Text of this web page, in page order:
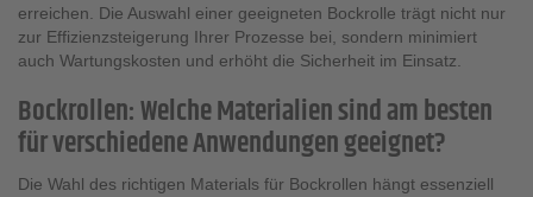
erreichen. Die Auswahl einer geeigneten Bockrolle trägt nicht nur
zur Effizienzsteigerung Ihrer Prozesse bei, sondern minimiert
auch Wartungskosten und erhöht die Sicherheit im Einsatz.
Bockrollen: Welche Materialien sind am besten
für verschiedene Anwendungen geeignet?
Die Wahl des richtigen Materials für Bockrollen hängt essenziell